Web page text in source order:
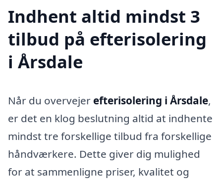
Indhent altid mindst 3
tilbud på efterisolering
i Årsdale
Når du overvejer efterisolering i Årsdale,
er det en klog beslutning altid at indhente
mindst tre forskellige tilbud fra forskellige
håndværkere. Dette giver dig mulighed
for at sammenligne priser, kvalitet og